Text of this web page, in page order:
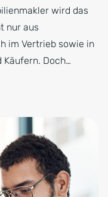
wird das
nur aus
im Vertrieb sowie in
Doch…